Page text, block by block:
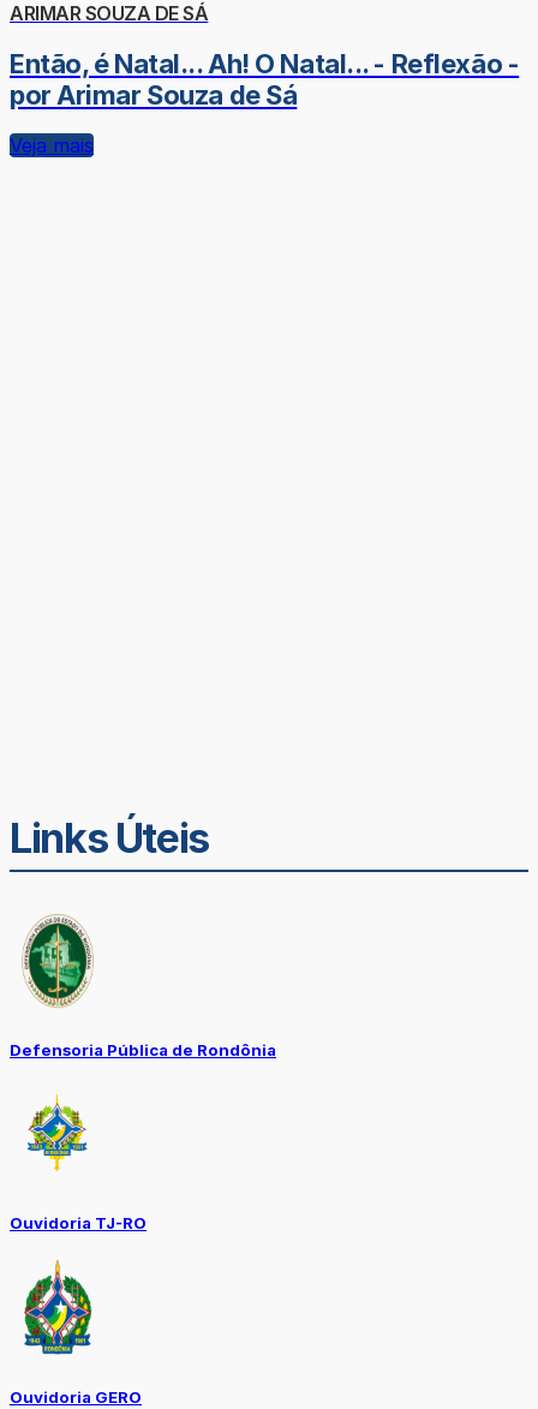
ARIMAR SOUZA DE SÁ
Então, é Natal... Ah! O Natal... - Reflexão -
por Arimar Souza de Sá
Veja mais
Links Úteis
Defensoria Pública de Rondônia
Ouvidoria TJ-RO
Ouvidoria GERO